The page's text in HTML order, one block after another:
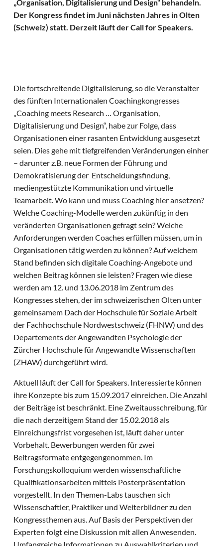
„Organisation, Digitalisierung und Design“ behandeln.
Der Kongress findet im Juni nächsten Jahres in Olten
(Schweiz) statt. Derzeit läuft der Call for Speakers.
Die fortschreitende Digitalisierung, so die Veranstalter
des fünften Internationalen Coachingkongresses
„Coaching meets Research … Organisation,
Digitalisierung und Design“, habe zur Folge, dass
Organisationen einer rasanten Entwicklung ausgesetzt
seien. Dies gehe mit tiefgreifenden Veränderungen einher
– darunter z.B. neue Formen der Führung und
Demokratisierung der Entscheidungsfindung,
mediengestützte Kommunikation und virtuelle
Teamarbeit. Wo kann und muss Coaching hier ansetzen?
Welche Coaching-Modelle werden zukünftig in den
veränderten Organisationen gefragt sein? Welche
Anforderungen werden Coaches erfüllen müssen, um in
Organisationen tätig werden zu können? Auf welchem
Stand befinden sich digitale Coaching-Angebote und
welchen Beitrag können sie leisten? Fragen wie diese
werden am 12. und 13.06.2018 im Zentrum des
Kongresses stehen, der im schweizerischen Olten unter
gemeinsamem Dach der Hochschule für Soziale Arbeit
der Fachhochschule Nordwestschweiz (FHNW) und des
Departements der Angewandten Psychologie der
Zürcher Hochschule für Angewandte Wissenschaften
(ZHAW) durchgeführt wird.
Aktuell läuft der Call for Speakers. Interessierte können
ihre Konzepte bis zum 15.09.2017 einreichen. Die Anzahl
der Beiträge ist beschränkt. Eine Zweitausschreibung, für
die nach derzeitigem Stand der 15.02.2018 als
Einreichungsfrist vorgesehen ist, läuft daher unter
Vorbehalt. Bewerbungen werden für zwei
Beitragsformate entgegengenommen. Im
Forschungskolloquium werden wissenschaftliche
Qualifikationsarbeiten mittels Posterpräsentation
vorgestellt. In den Themen-Labs tauschen sich
Wissenschaftler, Praktiker und Weiterbildner zu den
Kongressthemen aus. Auf Basis der Perspektiven der
Experten folgt eine Diskussion mit allen Anwesenden.